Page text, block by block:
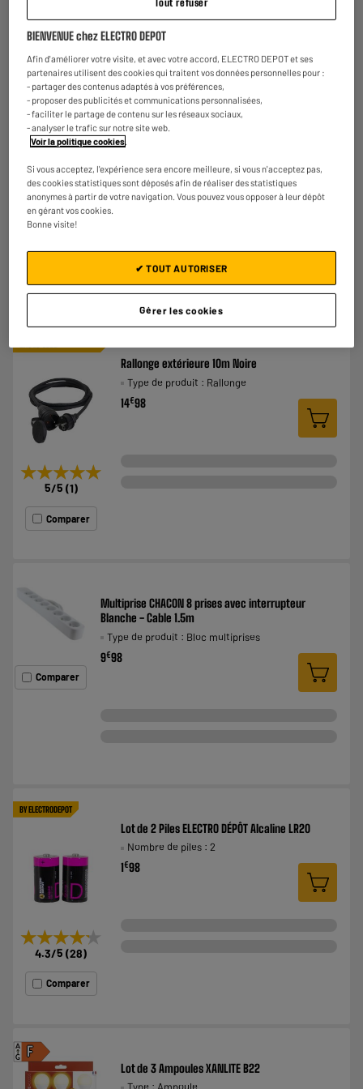
★★★★★
★★★★★
5/5(2)
Comparer
Multiprise ZENITECH 4 prises + 2 USB-A avec
Type de produit : Bloc multiprises
9€98
★★★★★
★★★★★
5/5 (1)
Comparer
Rallonge extérieure 10m Noire
Type de produit : Rallonge
14€98
Comparer
Multiprise CHACON 8 prises avec interrupteur
Blanche - Cable 1.5m
Type de produit : Bloc multiprises
9€98
BY ELECTRODEPOT
★★★★★
★★★★★
4.3/5 (28)
Comparer
Lot de 2 Piles ELECTRO DÉPÔT Alcaline LR20
Nombre de piles : 2
1€98
F
A
G
Lot de 3 Ampoules XANLITE B22
BIENVENUE chez ELECTRO DEPOT
Afin d'améliorer votre visite, et avec votre accord, ELECTRO DEPOT et ses
partenaires utilisent des cookies qui traitent vos données personnelles pour :
- partager des contenus adaptés à vos préférences,
- proposer des publicités et communications personnalisées,
- faciliter le partage de contenu sur les réseaux sociaux,
- analyser le trafic sur notre site web.
Voir la politique cookies
Si vous acceptez, l'expérience sera encore meilleure, si vous n'acceptez pas,
des cookies statistiques sont déposés afin de réaliser des statistiques
anonymes à partir de votre navigation. Vous pouvez vous opposer à leur dépôt
en gérant vos cookies.
Bonne visite!
Gérer les cookies
✔ TOUT AUTORISER